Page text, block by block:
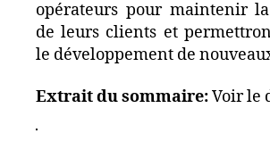
opérateurs pour maintenir
de leurs clients et
le développement de
Extrait du sommaire:Voir le